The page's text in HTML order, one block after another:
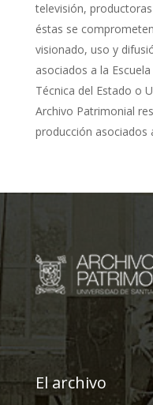
televisión,
éstas se
visionado, uso y
asociados a la
Técnica del Estado o
Archivo Patrimonial
producción asociados
El archivo